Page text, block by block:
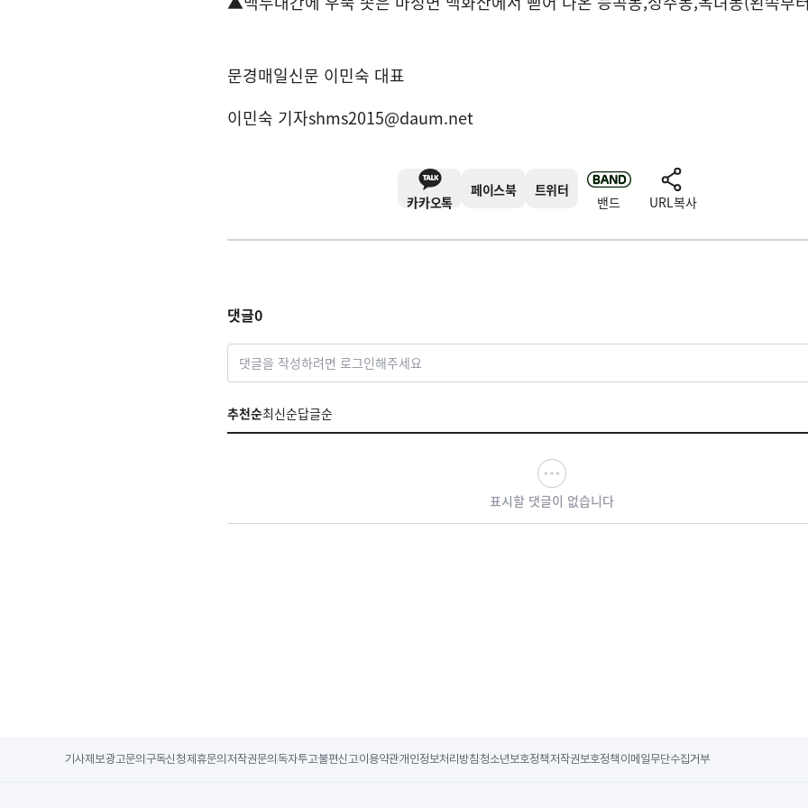
문경매일신문 이민숙 대표
이민숙 기자shms2015@daum.net
카카오톡
페이스북 트위터
밴드 URL복사
댓글0
댓글을 작성하려면 로그인해주세요
추천순최신순답글순
표시할 댓글이 없습니다
기사제보광고문의 구독신청제휴문의 저작권문의 독자투고불편신고이용약관개인정보처리방침 청소년보호정책저작권보호정책 이메일무단수집거부